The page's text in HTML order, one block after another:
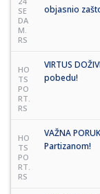
SE
DA
M.
RS
objasnio
HO
TS
PO
RT.
RS
VIRTUS
pobedu!
HO
TS
PO
RT.
RS
VAŽNA
Partizanom!